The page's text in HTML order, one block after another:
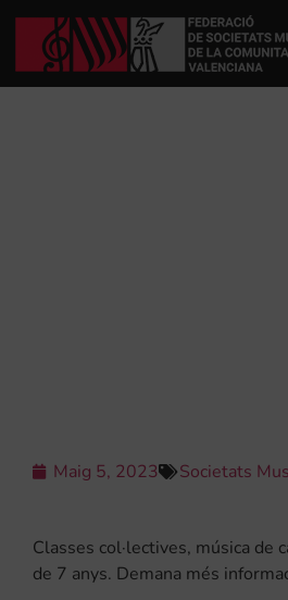
Maig 5, 2023 Societats
Classes col·lectives, música
de 7 anys. Demana més